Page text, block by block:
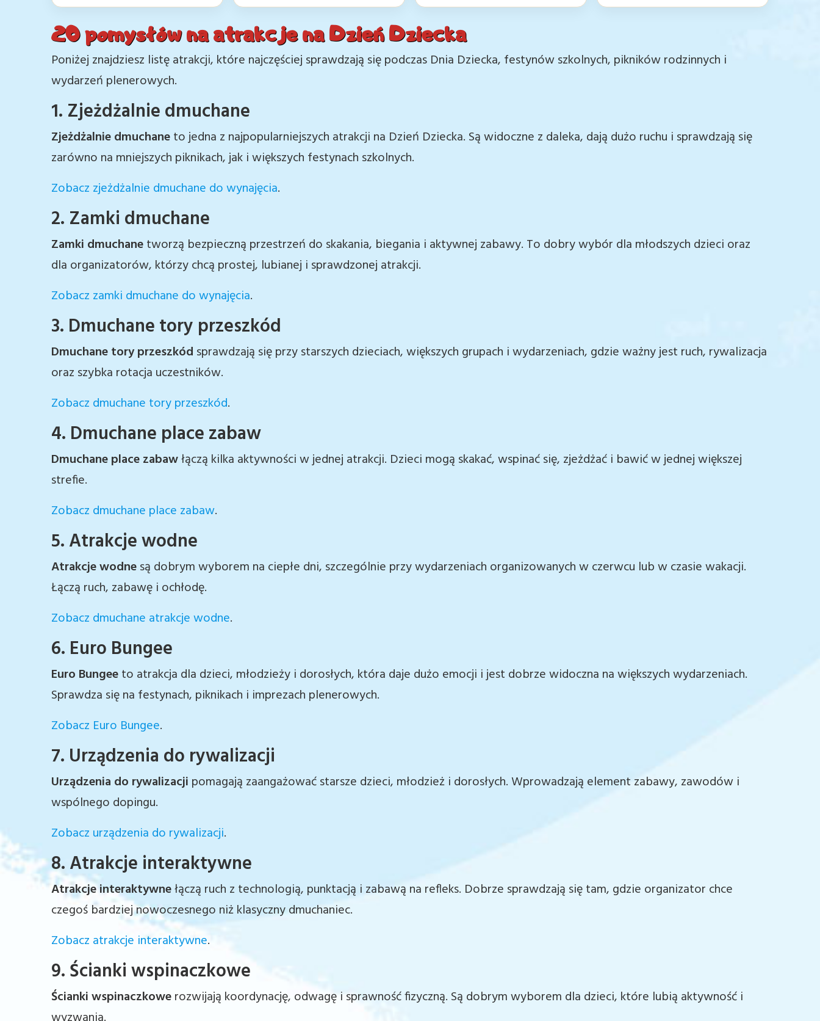
20 pomysłów na atrakcje na Dzień Dziecka
Poniżej znajdziesz listę atrakcji, które najczęściej sprawdzają się podczas Dnia Dziecka, festynów szkolnych, pikników rodzinnych i
wydarzeń plenerowych.
1. Zjeżdżalnie dmuchane
Zjeżdżalnie dmuchaneto jedna z najpopularniejszych atrakcji na Dzień Dziecka. Są widoczne z daleka, dają dużo ruchu i sprawdzają się
zarówno na mniejszych piknikach, jak i większych festynach szkolnych.
Zobacz zjeżdżalnie dmuchane do wynajęcia.
2. Zamki dmuchane
Zamki dmuchanetworzą bezpieczną przestrzeń do skakania, biegania i aktywnej zabawy. To dobry wybór dla młodszych dzieci oraz
dla organizatorów, którzy chcą prostej, lubianej i sprawdzonej atrakcji.
Zobacz zamki dmuchane do wynajęcia.
3. Dmuchane tory przeszkód
Dmuchane tory przeszkód sprawdzają się przy starszych dzieciach, większych grupach i wydarzeniach, gdzie ważny jest ruch, rywalizacja
oraz szybka rotacja uczestników.
Zobacz dmuchane tory przeszkód.
4. Dmuchane place zabaw
Dmuchane place zabawłączą kilka aktywności w jednej atrakcji. Dzieci mogą skakać, wspinać się, zjeżdżać i bawić w jednej większej
strefie.
Zobacz dmuchane place zabaw.
5. Atrakcje wodne
Atrakcje wodnesą dobrym wyborem na ciepłe dni, szczególnie przy wydarzeniach organizowanych w czerwcu lub w czasie wakacji.
Łączą ruch, zabawę i ochłodę.
Zobacz dmuchane atrakcje wodne.
6. Euro Bungee
Euro Bungeeto atrakcja dla dzieci, młodzieży i dorosłych, która daje dużo emocji i jest dobrze widoczna na większych wydarzeniach.
Sprawdza się na festynach, piknikach i imprezach plenerowych.
Zobacz Euro Bungee.
7. Urządzenia do rywalizacji
Urządzenia do rywalizacji pomagają zaangażować starsze dzieci, młodzież i dorosłych. Wprowadzają element zabawy, zawodów i
wspólnego dopingu.
Zobacz urządzenia do rywalizacji.
8. Atrakcje interaktywne
Atrakcje interaktywnełączą ruch z technologią, punktacją i zabawą na refleks. Dobrze sprawdzają się tam, gdzie organizator chce
czegoś bardziej nowoczesnego niż klasyczny dmuchaniec.
Zobacz atrakcje interaktywne.
9. Ścianki wspinaczkowe
Ścianki wspinaczkowerozwijają koordynację, odwagę i sprawność fizyczną. Są dobrym wyborem dla dzieci, które lubią aktywność i